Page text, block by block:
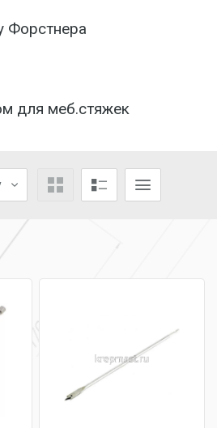
Форстнера
для меб.стяжек